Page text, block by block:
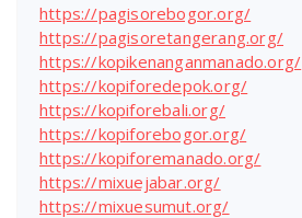
https://pagisorebogor.org/
https://pagisoretangerang.org/
https://kopikenanganmanado.org/
https://kopiforedepok.org/
https://kopiforebali.org/
https://kopiforebogor.org/
https://kopiforemanado.org/
https://mixuejabar.org/
https://mixuesumut.org/